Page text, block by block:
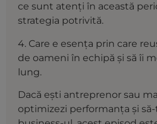
ce sunt atenți în această
strategia potrivită.
4. Care e esența prin care
de oameni în echipă și să îi
lung.
Dacă ești antreprenor sau
optimizezi performanța și